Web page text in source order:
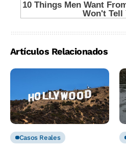
Artículos Relacionados
Casos Reales